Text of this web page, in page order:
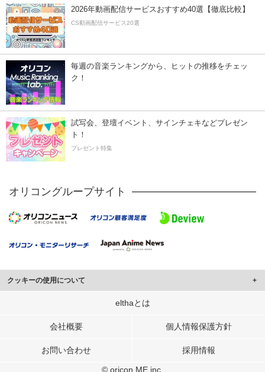
2026年動画配信サービスおすすめ40選【徹底比較】
CS動画配信サービス20選
毎週の音楽ランキングから、ヒットの推移をチェッ
ク！
試写会、登壇イベント、サインチェキなどプレゼン
ト！
プレゼント特集
オリコングループサイト
クッキーの使用について
このサイトでは Cookie を使用して、ユーザーに合わせたコンテンツや広告の
行っています。
メディアや広告配信、データ解析の各パートナーに提供しています。
elthaとは
会社概要 個人情報保護方針
お問い合わせ 採用情報
© oricon ME inc.